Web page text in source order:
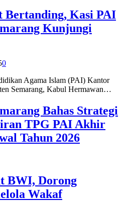
Bertanding, Kasi PAI
Kunjungi
0
Agama Islam (PAI) Kantor
Semarang, Kabul Hermawan…
Bahas Strategi
TPG PAI Akhir
Tahun 2026
BWI, Dorong
Wakaf